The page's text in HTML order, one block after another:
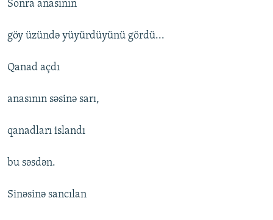
Sonra anasının
göy üzündə yüyürdüyünü gördü...
Qanad açdı
anasının səsinə sarı,
qanadları islandı
bu səsdən.
Sinəsinə sancılan